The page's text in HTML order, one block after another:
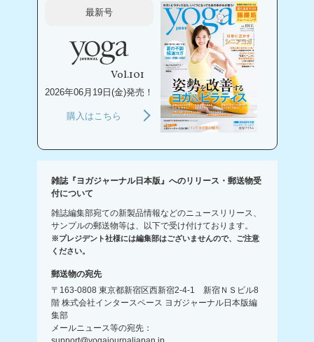
最新号
Vol.101
2026年06月19日(金)発売！
購入はこちら
雑誌『ヨガジャーナル日本版』へのリリース・郵送物受
付について
雑誌編集部宛ての新製品情報などのニュースリリース、
サンプルの郵送物等は、以下で受け付けております。
※プレジデント社様には編集部はございませんので、ご注意
ください。
郵送物の宛先
〒163-0808 東京都新宿区西新宿2-4-1 新宿ＮＳビル8
階 株式会社インタースペース ヨガジャーナル日本版編
集部
メールニュース等の宛先：